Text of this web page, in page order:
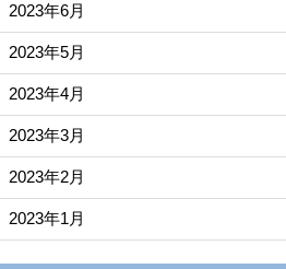
2023年6月
2023年5月
2023年4月
2023年3月
2023年2月
2023年1月